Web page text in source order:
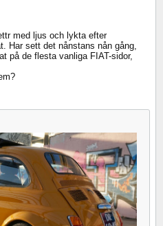
med ljus och lykta efter
Har sett det nånstans nån gång,
på de flesta vanliga FIAT-sidor,